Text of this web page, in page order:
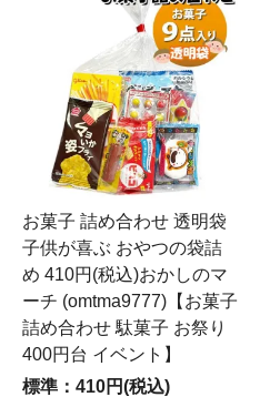
お菓子 詰め合わせ 透明袋
子供が喜ぶ おやつの袋詰
め 410円(税込)おかしのマ
ーチ (omtma9777)【お菓子
詰め合わせ 駄菓子 お祭り
400円台 イベント】
標準：410円(税込)